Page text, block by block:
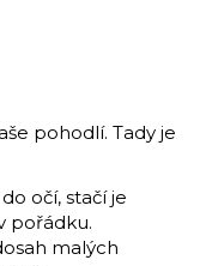
pohodlí. Tady je
očí, stačí je
pořádku.
malých